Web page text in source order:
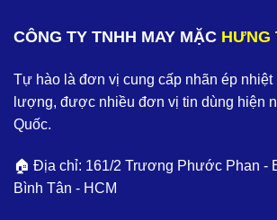
CÔNG TY TNHH MAY MẶC HƯNG
Tự hào là đơn vị cung cấp nhãn ép nhiệt
lượng, được nhiều đơn vị tin dùng hiện
Quốc.
🏠 Địa chỉ: 161/2 Trương Phước Phan -
Bình Tân - HCM